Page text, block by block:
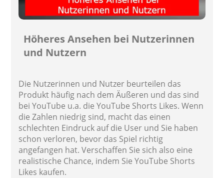
Höheres Ansehen bei Nutzerinnen
und Nutzern
Die Nutzerinnen und Nutzer beurteilen das
Produkt häufig nach dem Äußeren und das sind
bei YouTube u.a. die YouTube Shorts Likes. Wenn
die Zahlen niedrig sind, macht das einen
schlechten Eindruck auf die User und Sie haben
schon verloren, bevor das Spiel richtig
angefangen hat. Verschaffen Sie sich also eine
realistische Chance, indem Sie YouTube Shorts
Likes kaufen.